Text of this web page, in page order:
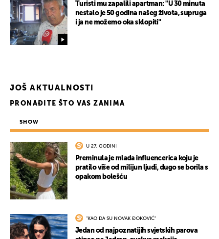
Turisti mu zapalili apartman: "U 30 minuta
nestalo je 50 godina našeg života, supruga
i ja ne možemo oka sklopiti"
JOŠ AKTUALNOSTI
PRONAĐITE ŠTO VAS ZANIMA
SHOW
U 27. GODINI
Preminula je mlada influencerica koju je
pratilo više od milijun ljudi, dugo se borila s
opakom bolešću
"KAO DA SU NOVAK ĐOKOVIĆ"
Jedan od najpoznatijih svjetskih parova